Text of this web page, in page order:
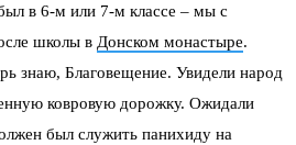
в 6-м или 7-м классе – мы с
школы в Донском монастыре.
знаю, Благовещение. Увидели народ
ковровую дорожку. Ожидали
был служить панихиду на